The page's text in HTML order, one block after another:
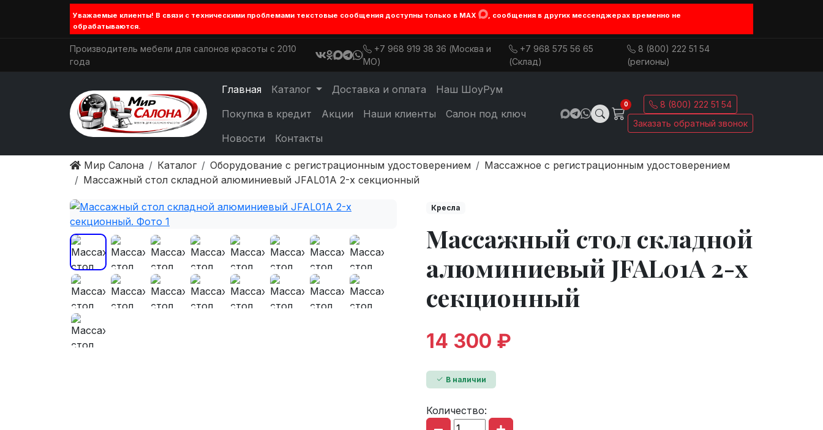
Уважаемые клиенты! В связи с техническими проблемами текстовые сообщения доступны только в MAX
, сообщения в других мессенджерах временно не
обрабатываются.
Производитель мебели для салонов красоты с 2010
года
+7 968 919 38 36 (Москва и
МО)
+7 968 575 56 65
(Склад)
8 (800) 222 51 54
(регионы)
Главная Каталог Доставка и оплата
Наш ШоуРум
Покупка в кредит
Акции Наши клиенты
Салон под ключ
Новости
Контакты
0
8 (800) 222 51 54
Заказать обратный звонок
Мир Салона Каталог Оборудование с регистрационным удостоверением
Массажное с регистрационным удостоверением
Массажный стол складной алюминиевый JFAL01A 2-х секционный
Кресла
Массажный стол складной
алюминиевый JFAL01A 2-х
секционный
14 300 ₽
В наличии
Количество: